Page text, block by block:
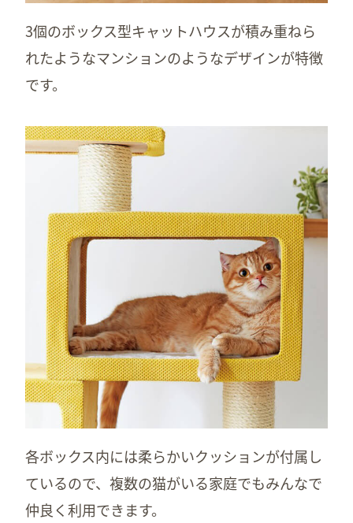
3個のボックス型キャットハウスが積み重ねら
れたようなマンションのようなデザインが特徴
です。
各ボックス内には柔らかいクッションが付属し
ているので、複数の猫がいる家庭でもみんなで
仲良く利用できます。